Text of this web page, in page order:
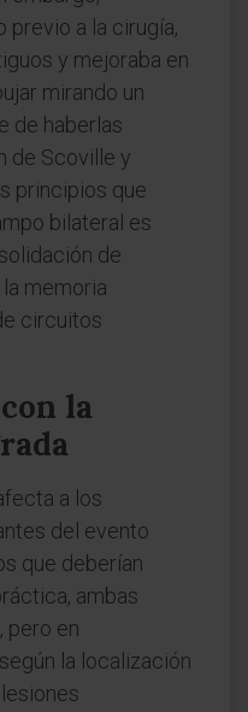
previo a la cirugía,
y mejoraba en
mirando un
de haberlas
de Scoville y
principios que
bilateral es
de
memoria
circuitos
la
a los
del evento
que deberían
ambas
pero en
la localización